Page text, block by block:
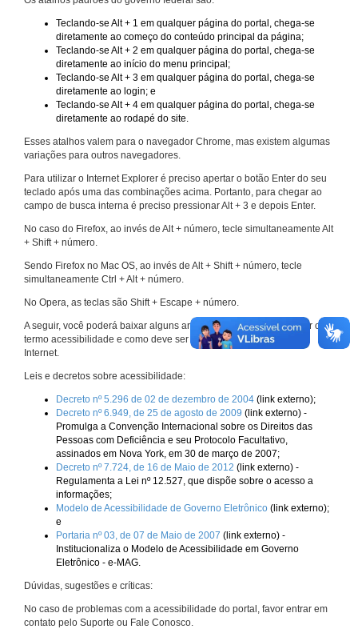
Teclando-se Alt + 1 em qualquer página do portal, chega-se
diretamente ao começo do conteúdo principal da página;
Teclando-se Alt + 2 em qualquer página do portal, chega-se
diretamente ao início do menu principal;
Teclando-se Alt + 3 em qualquer página do portal, chega-se
diretamente ao login; e
Teclando-se Alt + 4 em qualquer página do portal, chega-se
diretamente ao rodapé do site.
Esses atalhos valem para o navegador Chrome, mas existem algumas
variações para outros navegadores.
Para utilizar o Internet Explorer é preciso apertar o botão Enter do seu
teclado após uma das combinações acima. Portanto, para chegar ao
campo de busca interna é preciso pressionar Alt + 3 e depois Enter.
No caso do Firefox, ao invés de Alt + número, tecle simultaneamente Alt
+ Shift + número.
Sendo Firefox no Mac OS, ao invés de Alt + Shift + número, tecle
simultaneamente Ctrl + Alt + número.
No Opera, as teclas são Shift + Escape + número.
A seguir, você poderá baixar alguns arquivos que explicam melhor o
termo acessibilidade e como deve ser implementado nos sites da
Internet.
Leis e decretos sobre acessibilidade:
Decreto nº 5.296 de 02 de dezembro de 2004 (link externo);
Decreto nº 6.949, de 25 de agosto de 2009 (link externo) -
Promulga a Convenção Internacional sobre os Direitos das
Pessoas com Deficiência e seu Protocolo Facultativo,
assinados em Nova York, em 30 de março de 2007;
Decreto nº 7.724, de 16 de Maio de 2012 (link externo) -
Regulamenta a Lei nº 12.527, que dispõe sobre o acesso a
informações;
Modelo de Acessibilidade de Governo Eletrônico (link externo);
e
Portaria nº 03, de 07 de Maio de 2007 (link externo) -
Institucionaliza o Modelo de Acessibilidade em Governo
Eletrônico - e-MAG.
Dúvidas, sugestões e críticas:
No caso de problemas com a acessibilidade do portal, favor entrar em
contato pelo Suporte ou Fale Conosco.